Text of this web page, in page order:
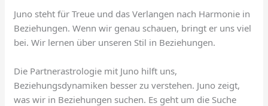
Juno steht für Treue und das Verlangen nach Harmonie in
Beziehungen. Wenn wir genau schauen, bringt er uns viel
bei. Wir lernen über unseren Stil in Beziehungen.
Die Partnerastrologie mit Juno hilft uns,
Beziehungsdynamiken besser zu verstehen. Juno zeigt,
was wir in Beziehungen suchen. Es geht um die Suche